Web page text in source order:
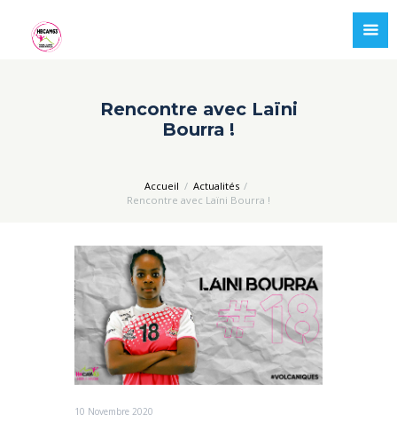
Rencontre avec Laïni
Bourra !
Accueil
Actualités
Rencontre avec Laïni Bourra !
10 Novembre 2020